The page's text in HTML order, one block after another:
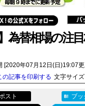
為替相場の注
[2020年07月12日(日)19:07更
文字サイズ
の記事を印刷する
ポスト ブッ